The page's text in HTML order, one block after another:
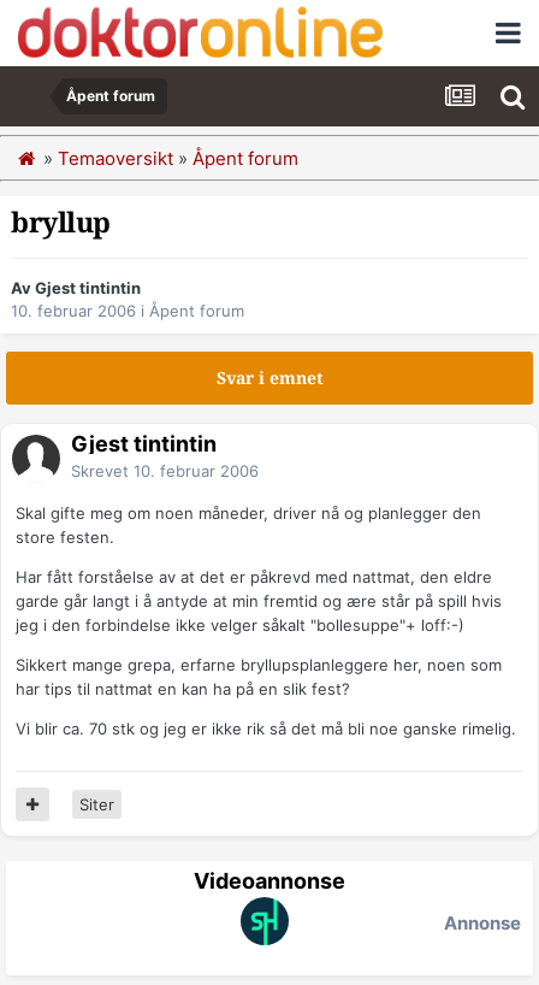
Åpent forum
» Temaoversikt » Åpent forum
bryllup
Av Gjest tintintin
10. februar 2006 i Åpent forum
Svar i emnet
Gjest tintintin
Skrevet 10. februar 2006
Skal gifte meg om noen måneder, driver nå og planlegger den
store festen.
Har fått forståelse av at det er påkrevd med nattmat, den eldre
garde går langt i å antyde at min fremtid og ære står på spill hvis
jeg i den forbindelse ikke velger såkalt "bollesuppe"+ loff:-)
Sikkert mange grepa, erfarne bryllupsplanleggere her, noen som
har tips til nattmat en kan ha på en slik fest?
Vi blir ca. 70 stk og jeg er ikke rik så det må bli noe ganske rimelig.
Siter
Videoannonse
Annonse